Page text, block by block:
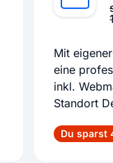
Mit
eine
inkl.
Standort
Du sparst